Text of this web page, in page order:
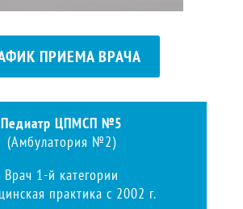
ПРИЕМА ВРАЧА
Педиатр ЦПМСП №5
(Амбулатория №2)
Врач 1-й категории
практика с 2002 г.